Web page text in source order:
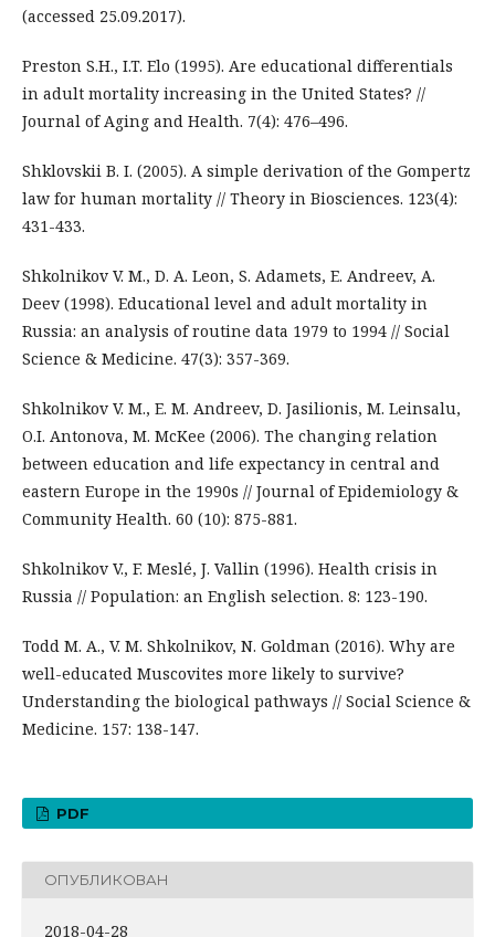
(accessed 25.09.2017).
Preston S.H., I.T. Elo (1995). Are educational differentials
in adult mortality increasing in the United States? //
Journal of Aging and Health. 7(4): 476–496.
Shklovskii B. I. (2005). A simple derivation of the Gompertz
law for human mortality // Theory in Biosciences. 123(4):
431-433.
Shkolnikov V. M., D. A. Leon, S. Adamets, E. Andreev, A.
Deev (1998). Educational level and adult mortality in
Russia: an analysis of routine data 1979 to 1994 // Social
Science & Medicine. 47(3): 357-369.
Shkolnikov V. M., E. M. Andreev, D. Jasilionis, M. Leinsalu,
O.I. Antonova, M. McKee (2006). The changing relation
between education and life expectancy in central and
eastern Europe in the 1990s // Journal of Epidemiology &
Community Health. 60 (10): 875-881.
Shkolnikov V., F. Meslé, J. Vallin (1996). Health crisis in
Russia // Population: an English selection. 8: 123-190.
Todd M. A., V. M. Shkolnikov, N. Goldman (2016). Why are
well-educated Muscovites more likely to survive?
Understanding the biological pathways // Social Science &
Medicine. 157: 138-147.
PDF
ОПУБЛИКОВАН
2018-04-28